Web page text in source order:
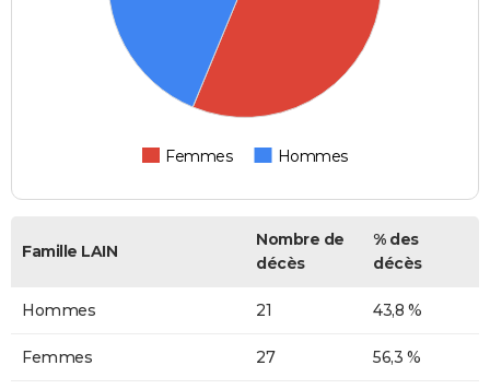
Femmes Hommes
Famille LAIN
Nombre de
décès
% des
décès
Hommes 21 43,8 %
Femmes 27 56,3 %